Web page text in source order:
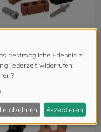
bald wieder verfügbar